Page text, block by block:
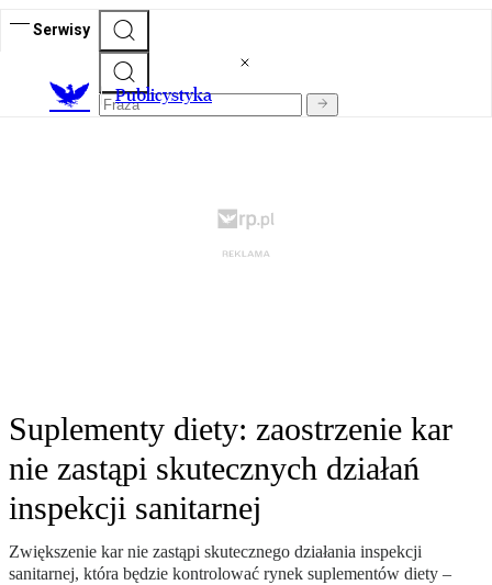
Serwisy
Publicystyka
Suplementy diety: zaostrzenie kar
nie zastąpi skutecznych działań
inspekcji sanitarnej
Zwiększenie kar nie zastąpi skutecznego działania inspekcji
sanitarnej, która będzie kontrolować rynek suplementów diety –